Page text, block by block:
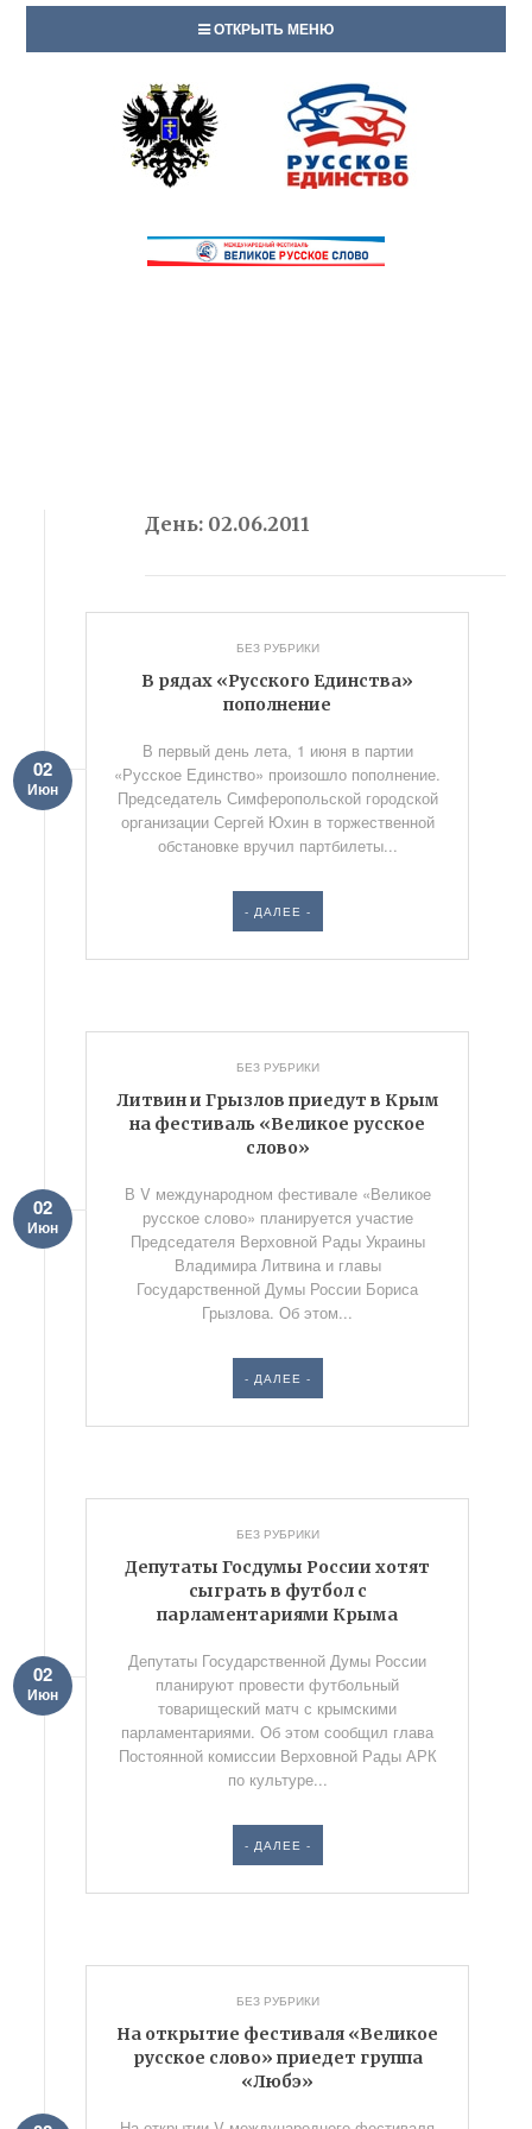
ОТКРЫТЬ МЕНЮ
День: 02.06.2011
БЕЗ РУБРИКИ
В рядах «Русского Единства»
пополнение
02
Июн
В первый день лета, 1 июня в партии
«Русское Единство» произошло пополнение.
Председатель Симферопольской городской
организации Сергей Юхин в торжественной
обстановке вручил партбилеты...
- ДАЛЕЕ -
БЕЗ РУБРИКИ
Литвин и Грызлов приедут в Крым
на фестиваль «Великое русское
слово»
02
Июн
В V международном фестивале «Великое
русское слово» планируется участие
Председателя Верховной Рады Украины
Владимира Литвина и главы
Государственной Думы России Бориса
Грызлова. Об этом...
- ДАЛЕЕ -
БЕЗ РУБРИКИ
Депутаты Госдумы России хотят
сыграть в футбол с
парламентариями Крыма
02
Июн
Депутаты Государственной Думы России
планируют провести футбольный
товарищеский матч с крымскими
парламентариями. Об этом сообщил глава
Постоянной комиссии Верховной Рады АРК
по культуре...
- ДАЛЕЕ -
БЕЗ РУБРИКИ
На открытие фестиваля «Великое
русское слово» приедет группа
«Любэ»